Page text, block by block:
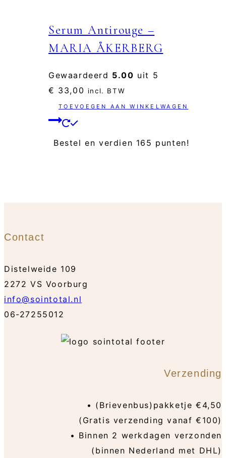
Serum Antirouge –
MARIA ÅKERBERG
Gewaardeerd 5.00 uit 5
€ 33,00 incl. BTW
TOEVOEGEN AAN WINKELWAGEN
Bestel en verdien 165 punten!
Contact
Distelweide 109
2272 VS Voorburg
info@sointotal.nl
06-27255012
Verzending
• (Brievenbus)pakketje €4,50
(Gratis verzending vanaf €100)
• Binnen 2 werkdagen verzonden
(binnen Nederland met DHL)